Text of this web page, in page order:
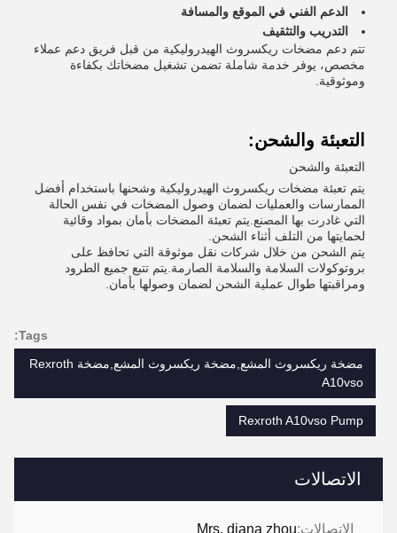
الاتصالات
الاتصالات:Mrs. diana zhou
الدعم الفني في الموقع والمسافة
التدريب والتثقيف
تتم دعم مضخات ريكسروث الهيدروليكية من قبل فريق دعم عملاء
مخصص، يوفر خدمة شاملة تضمن تشغيل مضخاتك بكفاءة
وموثوقية.
التعبئة والشحن:
التعبئة والشحن
يتم تعبئة مضخات ريكسروث الهيدروليكية وشحنها باستخدام أفضل
الممارسات والعمليات لضمان وصول المضخات في نفس الحالة
التي غادرت بها المصنع.يتم تعبئة المضخات بأمان بمواد وقائية
لحمايتها من التلف أثناء الشحن.
يتم الشحن من خلال شركات نقل موثوقة التي تحافظ على
بروتوكولات السلامة والسلامة الصارمة.يتم تتبع جميع الطرود
ومراقبتها طوال عملية الشحن لضمان وصولها بأمان.
Tags:
مضخة ريكسروث المشع,مضخة ريكسروث المشع,مضخة Rexroth
A10vso
Rexroth A10vso Pump